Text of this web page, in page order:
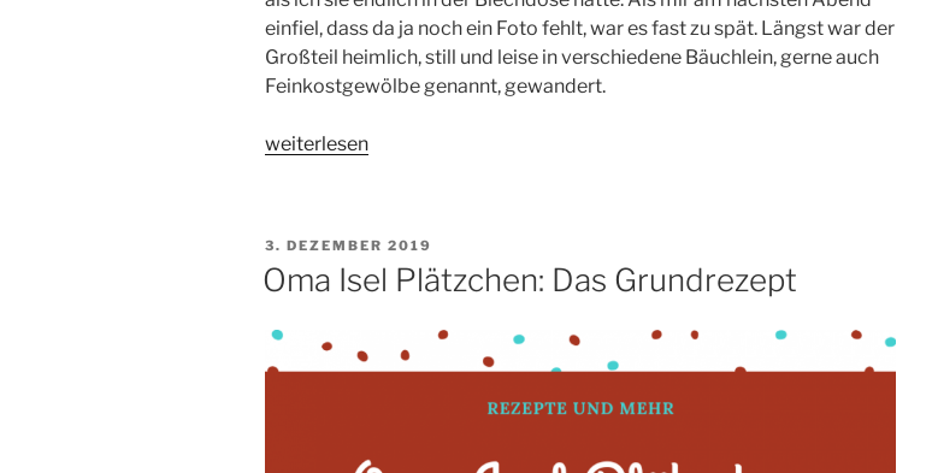
einfiel, dass da ja noch ein Foto fehlt, war es fast zu spät. Längst war der
Großteil heimlich, still und leise in verschiedene Bäuchlein, gerne auch
Feinkostgewölbe genannt, gewandert.
„Oma
weiterlesen
VERÖFFENTLICHT
AM
3. DEZEMBER 2019
Oma Isel Plätzchen: Das Grundrezept